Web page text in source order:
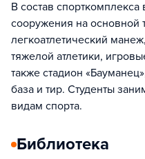
В состав
сооружения на основной
легкоатлетический
тяжелой атлетики,
также стадион
база и тир. Студенты
видам спорта.
Библиотека